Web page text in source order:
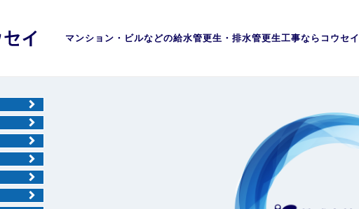
マンション・ビルなどの給水管更生・排水管更生工事ならコウセイ